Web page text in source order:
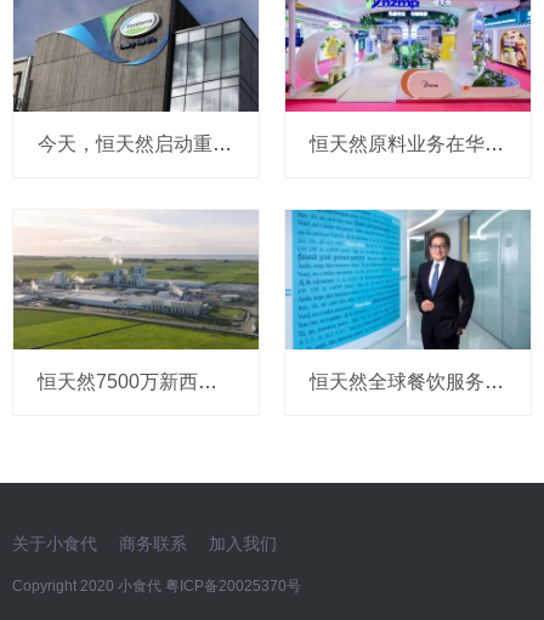
今天，恒天然启动重大架构调整：涉及大中华区市场，是新帅上任后首次“出招” 恒天然原料业务在华推出最新策略，直击客户成本“痛点”，我们和原料业务大中华区负责人聊了聊
恒天然7500万新西兰元扩建黄油产能，投产后年增5万吨 恒天然全球餐饮服务及大中华区掌门周德汉：新组织架构更聚焦渠道 ，持续在华go wide go deep
关于小食代 商务联系 加入我们
Copyright 2020 小食代 粤ICP备20025370号​